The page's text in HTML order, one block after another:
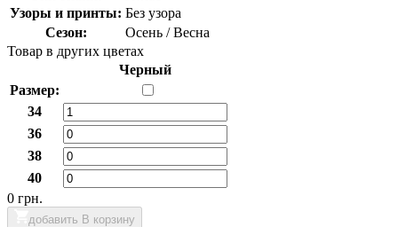
Узоры и принты: Без узора
Сезон:
Осень / Весна
Товар в других цветах
Черный
Размер:
34
36
38
40
0 грн.
добавить В корзину